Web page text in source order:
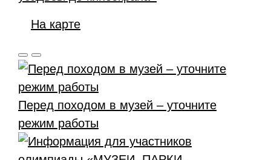
На карте
Перед походом в музей – уточните
режим работы